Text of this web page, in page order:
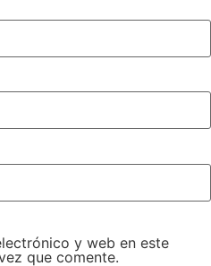
y web en este
que comente.